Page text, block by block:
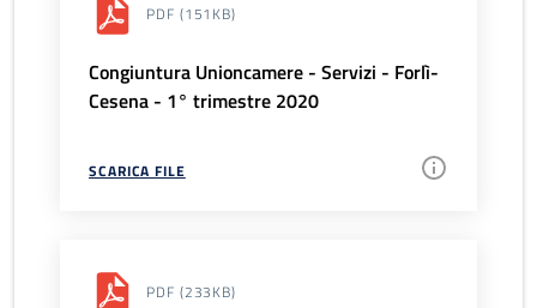
PDF (151KB)
Congiuntura Unioncamere - Servizi - Forlì-
Cesena - 1° trimestre 2020
SCARICA FILE
PDF (233KB)